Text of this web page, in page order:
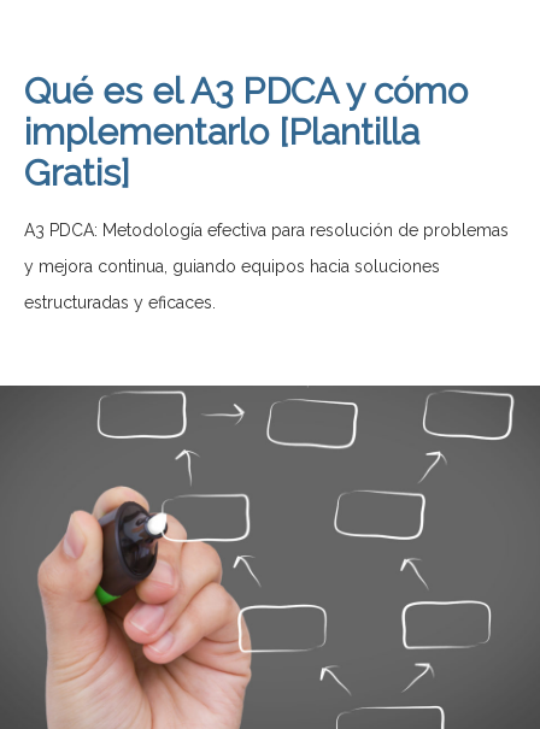
Qué es el A3 PDCA y cómo
implementarlo [Plantilla
Gratis]
A3 PDCA: Metodología efectiva para resolución de problemas
y mejora continua, guiando equipos hacia soluciones
estructuradas y eficaces.